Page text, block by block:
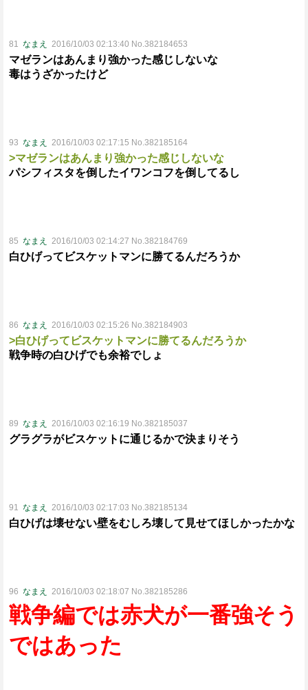
81 なまえ 2016/10/03 02:13:40 No.382184653
マゼランはあんまり強かった感じしないな
毒はうざかったけど
93 なまえ 2016/10/03 02:17:15 No.382185164
>マゼランはあんまり強かった感じしないな
パシフィスタを倒したイワンコフを倒してるし
85 なまえ 2016/10/03 02:14:27 No.382184769
白ひげってビスケットマンに勝てるんだろうか
86 なまえ 2016/10/03 02:15:26 No.382184903
>白ひげってビスケットマンに勝てるんだろうか
戦争時の白ひげでも余裕でしょ
89 なまえ 2016/10/03 02:16:19 No.382185037
グラグラがビスケットに通じるかで決まりそう
91 なまえ 2016/10/03 02:17:03 No.382185134
白ひげは壊せない壁をむしろ壊して見せてほしかったかな
96 なまえ 2016/10/03 02:18:07 No.382185286
戦争編では赤犬が一番強そう
ではあった